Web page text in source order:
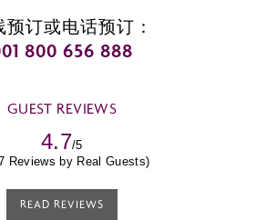
预订或电话预订：
800 656 888
GUEST REVIEWS
4.7/5
Reviews by Real Guests)
READ REVIEWS